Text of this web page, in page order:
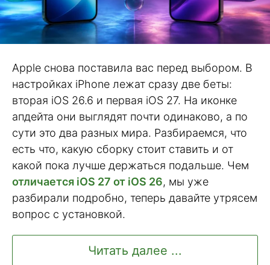
Apple снова поставила вас перед выбором. В
настройках iPhone лежат сразу две беты:
вторая iOS 26.6 и первая iOS 27. На иконке
апдейта они выглядят почти одинаково, а по
сути это два разных мира. Разбираемся, что
есть что, какую сборку стоит ставить и от
какой пока лучше держаться подальше. Чем
отличается iOS 27 от iOS 26, мы уже
разбирали подробно, теперь давайте утрясем
вопрос с установкой.
Читать далее ...